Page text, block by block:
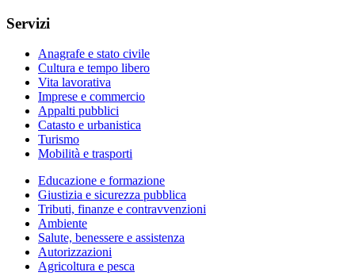
Servizi
Anagrafe e stato civile
Cultura e tempo libero
Vita lavorativa
Imprese e commercio
Appalti pubblici
Catasto e urbanistica
Turismo
Mobilità e trasporti
Educazione e formazione
Giustizia e sicurezza pubblica
Tributi, finanze e contravvenzioni
Ambiente
Salute, benessere e assistenza
Autorizzazioni
Agricoltura e pesca